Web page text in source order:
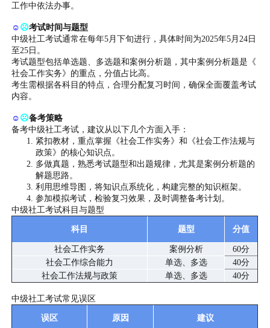
工作中依法办事。
☺☹考试时间与题型
中级社工考试通常在每年5月下旬进行，具体时间为2025年5月24日
至25日。
考试题型包括单选题、多选题和案例分析题，其中案例分析题是《
社会工作实务》的重点，分值占比高。
考生需根据各科目的特点，合理分配复习时间，确保全面覆盖考试
内容。
☺☹备考策略
备考中级社工考试，建议从以下几个方面入手：
紧扣教材，重点掌握《社会工作实务》和《社会工作法规与
政策》的核心知识点。
多做真题，熟悉考试题型和出题规律，尤其是案例分析题的
解题思路。
利用思维导图，将知识点系统化，构建完整的知识框架。
参加模拟考试，检验复习效果，及时调整备考计划。
中级社工考试科目与题型
科目
题型 分值
社会工作实务 案例分析
60分
社会工作综合能力
单选、多选
40分
社会工作法规与政策
单选、多选 40分
中级社工考试常见误区
误区
原因 建议